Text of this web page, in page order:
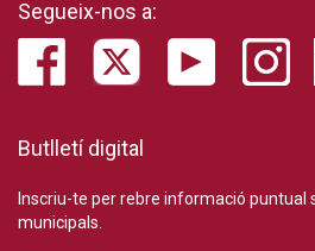
Segueix-nos a:
Butlletí digital
Inscriu-te per rebre informació puntual
municipals.